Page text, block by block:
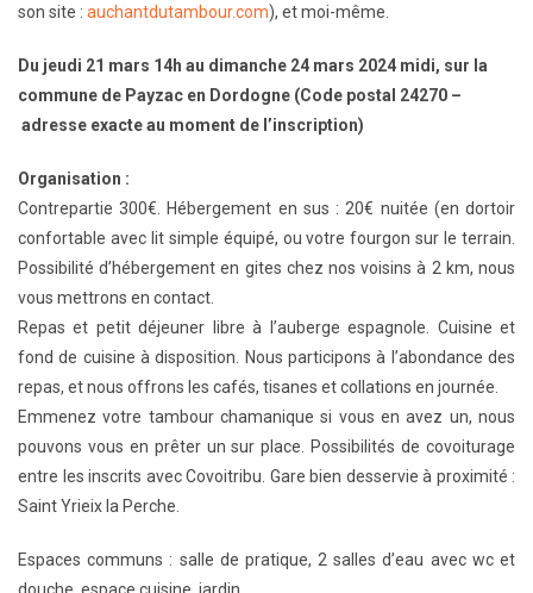
son site : auchantdutambour.com), et moi-même.
Du jeudi 21 mars 14h au dimanche 24 mars 2024 midi, sur la
commune de Payzac en Dordogne (Code postal 24270 –
adresse exacte au moment de l’inscription)
Organisation :
Contrepartie 300€. Hébergement en sus : 20€ nuitée (en dortoir
confortable avec lit simple équipé, ou votre fourgon sur le terrain.
Possibilité d’hébergement en gites chez nos voisins à 2 km, nous
vous mettrons en contact.
Repas et petit déjeuner libre à l’auberge espagnole. Cuisine et
fond de cuisine à disposition. Nous participons à l’abondance des
repas, et nous offrons les cafés, tisanes et collations en journée.
Emmenez votre tambour chamanique si vous en avez un, nous
pouvons vous en prêter un sur place.
Possibilités de covoiturage
entre les inscrits avec Covoitribu. Gare bien desservie à proximité :
Saint Yrieix la Perche.
Espaces communs : salle de pratique, 2 salles d’eau avec wc et
douche, espace cuisine, jardin.